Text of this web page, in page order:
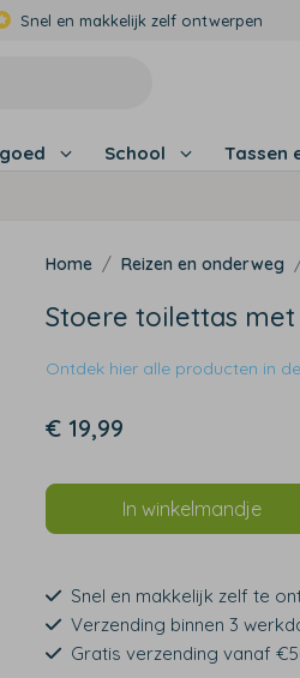
Snel en makkelijk zelf ontwerpen
School Tassen
Reizen en onderweg
Stoere toilettas
Ontdek hier alle producten in
€ 19,99
In winkelmandje
Snel en makkelijk zelf te
Verzending binnen 3
Gratis verzending vanaf